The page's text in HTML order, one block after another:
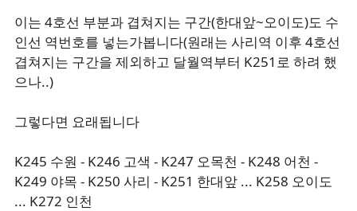
이는 4호선 부분과 겹쳐지는 구간(한대앞~오이도)도 수
인선 역번호를 넣는가봅니다(원래는 사리역 이후 4호선
겹쳐지는 구간을 제외하고 달월역부터 K251로 하려 했
으나..)
그렇다면 요래됩니다
K245 수원 - K246 고색 - K247 오목천 - K248 어천 -
K249 야목 - K250 사리 - K251 한대앞 ... K258 오이도
... K272 인천